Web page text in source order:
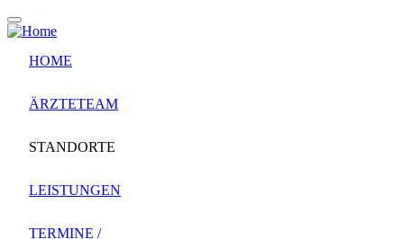
Direkt
zum
HOME
ÄRZTETEAM
STANDORTE
LEISTUNGEN
TERMINE /